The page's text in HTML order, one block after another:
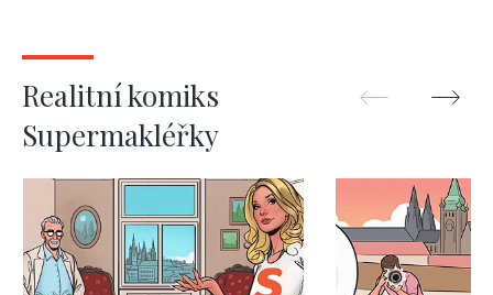
Realitní komiks
Supermakléřky